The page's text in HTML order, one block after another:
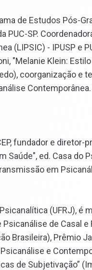
de Estudos Pós-
PUC-SP.
(LIPSIC) - IPUSP e
"Melanie Klein:
coorganização e
fundador e diretor-
ed. Casa do
em
(UFRJ), é
de Casal e
Brasileira), Prêmio
e
de Subjetivação”